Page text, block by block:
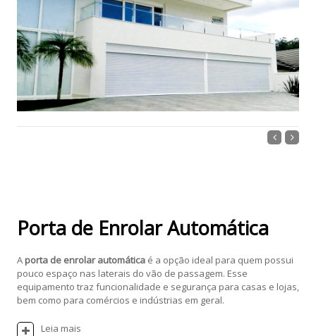
Porta de Enrolar Automática
A porta de enrolar automáticaé a opção ideal para quem possui
pouco espaço nas laterais do vão de passagem. Esse
equipamento traz funcionalidade e segurança para casas e lojas,
bem como para comércios e indústrias em geral.
Leia mais